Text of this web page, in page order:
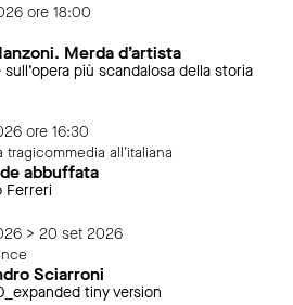
ore 18:00
Merda d’artista
sull’opera più scandalosa della storia
ore 16:30
tragicommedia all'italiana
abbuffata
Ferreri
> 20 set 2026
Sciarroni
tiny version